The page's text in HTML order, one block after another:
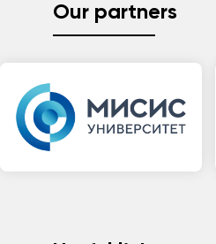
Our partners